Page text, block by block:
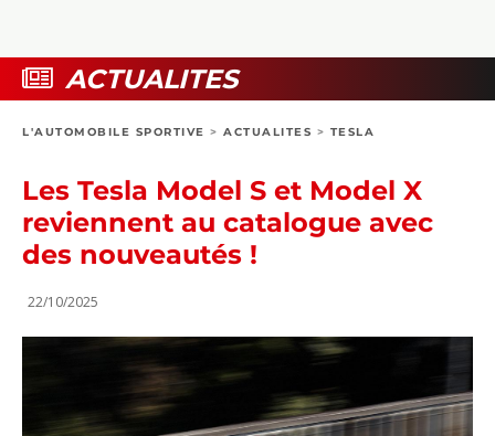
BOUTIQUE
ACTUALITES
L'AUTOMOBILE SPORTIVE > ACTUALITES > TESLA
Les Tesla Model S et Model X
reviennent au catalogue avec
des nouveautés !
22/10/2025